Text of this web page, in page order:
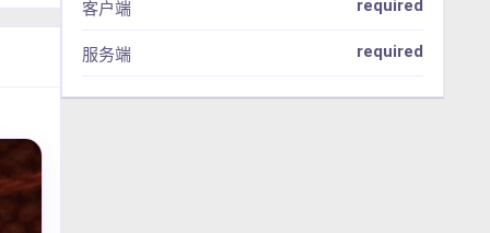
客户端 required
服务端 required